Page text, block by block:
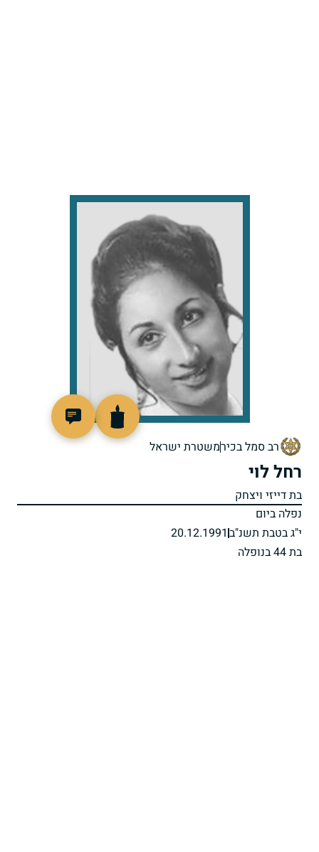
רב סמל בכירמשטרת ישראל
רחל לוי
בת דייזי ויצחק
נפלה ביום
י"ג בטבת תשנ"ב 20.12.1991
בת 44 בנופלה